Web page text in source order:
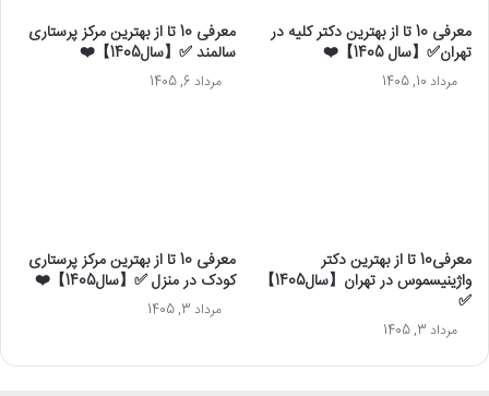
معرفی 10 تا از بهترین دکتر کلیه در
تهران✅【سال 1405】❤️
مرداد 10, 1405
معرفی 10 تا از بهترین مرکز پرستاری
سالمند ✅【سال1405】❤️
مرداد 6, 1405
معرفی10 تا از بهترین دکتر
واژینیسموس در تهران【سال1405】
✅
مرداد 3, 1405
معرفی 10 تا از بهترین مرکز پرستاری
کودک در منزل ✅【سال1405】❤️
مرداد 3, 1405